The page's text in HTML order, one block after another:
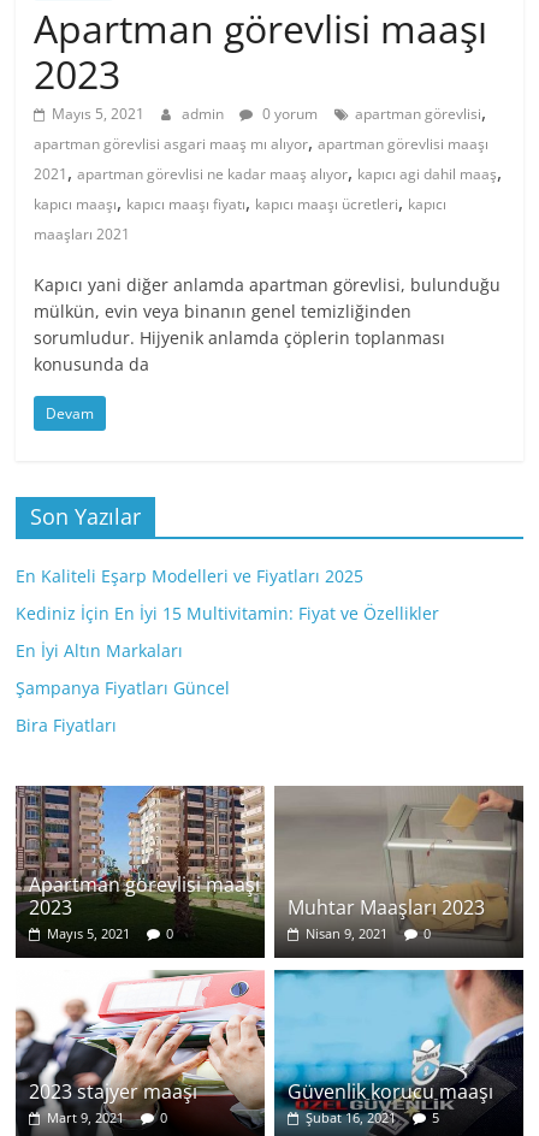
Apartman görevlisi maaşı
2023
Mayıs 5, 2021 admin 0 yorum apartman görevlisi,
apartman görevlisi asgari maaş mı alıyor,apartman görevlisi maaşı
2021,apartman görevlisi ne kadar maaş alıyor, kapıcı agi dahil maaş,
kapıcı maaşı, kapıcı maaşı fiyatı, kapıcı maaşı ücretleri, kapıcı
maaşları 2021
Kapıcı yani diğer anlamda apartman görevlisi, bulunduğu
mülkün, evin veya binanın genel temizliğinden
sorumludur. Hijyenik anlamda çöplerin toplanması
konusunda da
Devam
Son Yazılar
En Kaliteli Eşarp Modelleri ve Fiyatları 2025
Kediniz İçin En İyi 15 Multivitamin: Fiyat ve Özellikler
En İyi Altın Markaları
Şampanya Fiyatları Güncel
Bira Fiyatları
Apartman görevlisi maaşı
2023
Mayıs 5, 2021 0
Muhtar Maaşları 2023
Nisan 9, 2021 0
2023 stajyer maaşı
Mart 9, 2021 0
Güvenlik korucu maaşı
Şubat 16, 2021 5